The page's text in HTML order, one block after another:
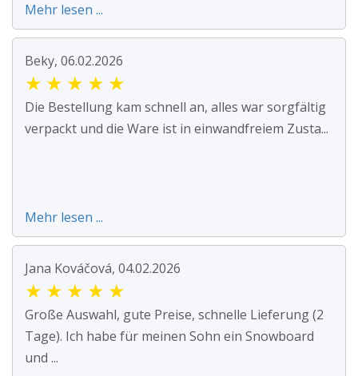
Mehr lesen ...
Beky, 06.02.2026
★ ★ ★ ★ ★
Die Bestellung kam schnell an, alles war sorgfältig
verpackt und die Ware ist in einwandfreiem Zusta...
Mehr lesen ...
Jana Kováčová, 04.02.2026
★ ★ ★ ★ ★
Große Auswahl, gute Preise, schnelle Lieferung (2
Tage). Ich habe für meinen Sohn ein Snowboard
und ...